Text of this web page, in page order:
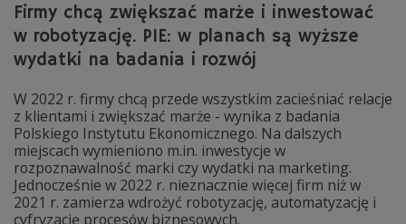
Firmy chcą zwiększać marże i inwestować
w robotyzację. PIE: w planach są wyższe
wydatki na badania i rozwój
W 2022 r. firmy chcą przede wszystkim zacieśniać relacje
z klientami i zwiększać marże - wynika z badania
Polskiego Instytutu Ekonomicznego. Na dalszych
miejscach wymieniono m.in. inwestycje w
rozpoznawalność marki czy wydatki na marketing.
Jednocześnie w 2022 r. nieznacznie więcej firm niż w
2021 r. zamierza wdrożyć robotyzację, automatyzację i
cyfryzację procesów biznesowych.